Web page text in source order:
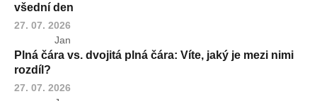
všední den
27. 07. 2026
Jan
Plná čára vs. dvojitá plná čára: Víte, jaký je mezi nimi
rozdíl?
27. 07. 2026